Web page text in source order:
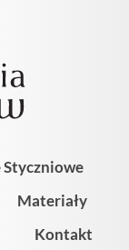
Materiały
Kontakt